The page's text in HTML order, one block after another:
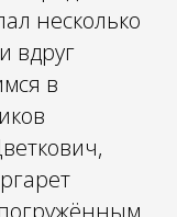
несколько
вдруг
в